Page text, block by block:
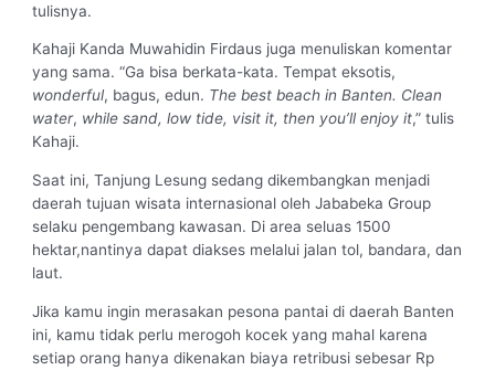
tulisnya.
Kahaji Kanda Muwahidin Firdaus juga menuliskan komentar
yang sama. “Ga bisa berkata-kata. Tempat eksotis,
wonderful, bagus, edun. The best beach in Banten. Clean
water, while sand, low tide, visit it, then you’ll enjoy it,” tulis
Kahaji.
Saat ini, Tanjung Lesung sedang dikembangkan menjadi
daerah tujuan wisata internasional oleh Jababeka Group
selaku pengembang kawasan. Di area seluas 1500
hektar,nantinya dapat diakses melalui jalan tol, bandara, dan
laut.
Jika kamu ingin merasakan pesona pantai di daerah Banten
ini, kamu tidak perlu merogoh kocek yang mahal karena
setiap orang hanya dikenakan biaya retribusi sebesar Rp